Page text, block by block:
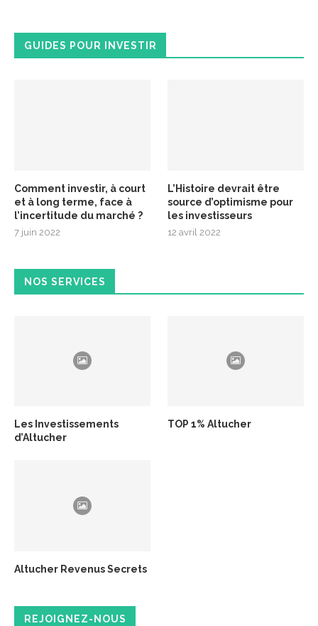
GUIDES POUR INVESTIR
Comment investir, à court
et à long terme, face à
l’incertitude du marché ?
7 juin 2022
L’Histoire devrait être
source d’optimisme pour
les investisseurs
12 avril 2022
NOS SERVICES
Les Investissements
d’Altucher
TOP 1% Altucher
Altucher Revenus Secrets
REJOIGNEZ-NOUS